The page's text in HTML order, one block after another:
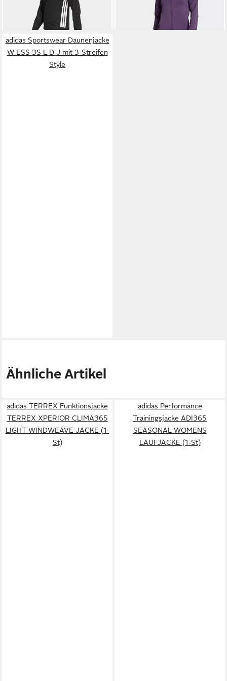
adidas Sportswear Daunenjacke
W ESS 3S L D J mit 3-Streifen
Style
Ähnliche Artikel
adidas TERREX Funktionsjacke
TERREX XPERIOR CLIMA365
LIGHT WINDWEAVE JACKE (1-
St)
adidas Performance
Trainingsjacke ADI365
SEASONAL WOMENS
LAUFJACKE (1-St)